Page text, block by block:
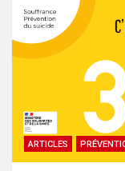
ARTICLES